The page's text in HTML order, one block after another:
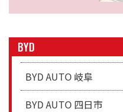
BYD
BYD AUTO 岐阜
BYD AUTO 四日市